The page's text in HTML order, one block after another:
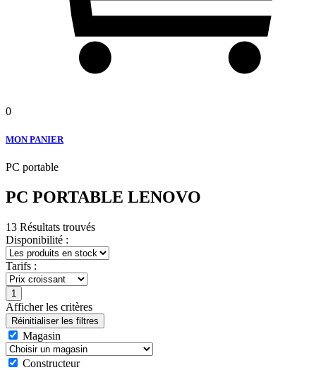
0
MON PANIER
PC portable
PC PORTABLE LENOVO
13 Résultats trouvés
Disponibilité :
Tarifs :
Afficher les critères
Magasin
Constructeur